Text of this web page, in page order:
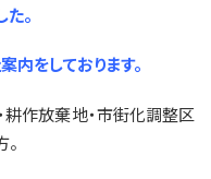
。
内をしております。
耕作放棄地・市街化調整区